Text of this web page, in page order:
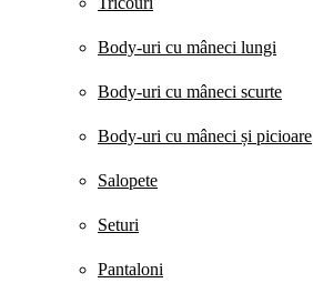
Body-uri cu mâneci lungi
Body-uri cu mâneci scurte
Body-uri cu mâneci și picioare
Salopete
Seturi
Pantaloni